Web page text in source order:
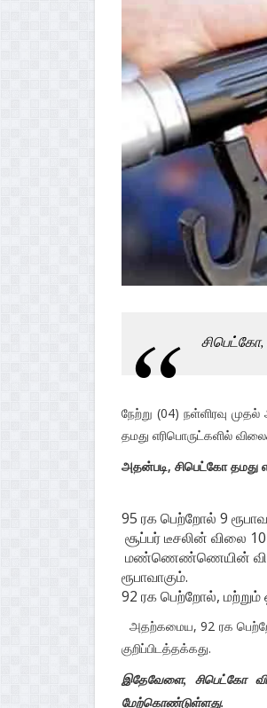
நேற்று (04) நள்ளிரவு
தமது எரிபொருட்களில்
அதன்படி, சிபெட்கோ தமது
95 ரக பெற்றோல் 9
சூப்பர் டீசலின் விலை
மண்ணெண்ணெயின் விலை
ரூபாவாகும்.
92 ரக பெற்றோல்,
அதற்கமைய, 92 ரக
குறிப்பிடத்தக்கது.
இதேவேளை, சிபெட்கோ
மேற்கொண்டுள்ளது.